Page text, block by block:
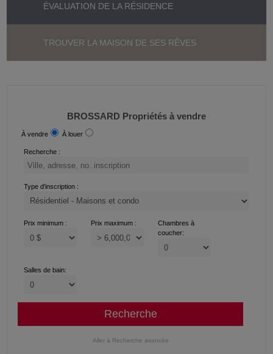
ÉVALUATION DE LA RÉSIDENCE
TROUVER LA MAISON DE SES RÊVES
BROSSARD Propriétés à vendre
À vendre À louer
Recherche :
Type d'inscription :
Prix minimum : Prix maximum :
Chambres à
coucher:
Salles de bain: